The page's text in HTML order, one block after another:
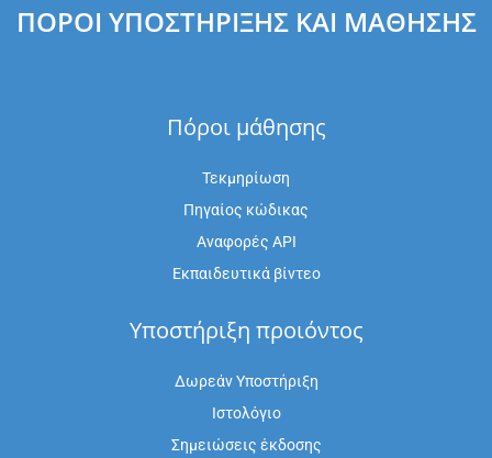
ΠΌΡΟΙ ΥΠΟΣΤΉΡΙΞΗΣ ΚΑΙ ΜΆΘΗΣΗΣ
Πόροι μάθησης
Τεκμηρίωση
Πηγαίος κώδικας
Αναφορές API
Εκπαιδευτικά βίντεο
Υποστήριξη προιόντος
Δωρεάν Υποστήριξη
Ιστολόγιο
Σημειώσεις έκδοσης